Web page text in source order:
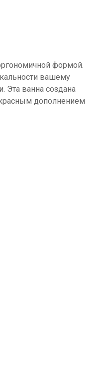
формой.
вашему
Эта ванна создана
дополнением